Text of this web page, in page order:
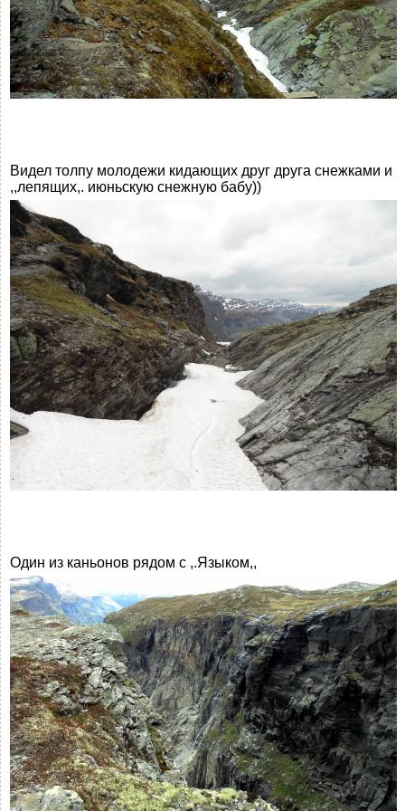
Видел толпу молодежи кидающих друг друга снежками и
,,лепящих,. июньскую снежную бабу))
Один из каньонов рядом с ,.Языком,,